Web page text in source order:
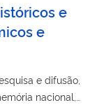
e
e
e difusão,
nacional,